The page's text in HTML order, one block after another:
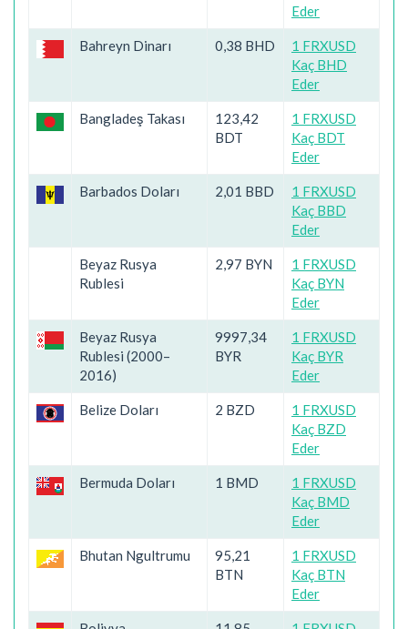
Eder
Bahreyn Dinarı 0,38 BHD
1 FRXUSD
Kaç BHD
Eder
Bangladeş Takası
123,42
BDT
1 FRXUSD
Kaç BDT
Eder
Barbados Doları 2,01 BBD
1 FRXUSD
Kaç BBD
Eder
Beyaz Rusya
Rublesi
2,97 BYN
1 FRXUSD
Kaç BYN
Eder
Beyaz Rusya
Rublesi (2000–
2016)
9997,34
BYR
1 FRXUSD
Kaç BYR
Eder
Belize Doları 2 BZD
1 FRXUSD
Kaç BZD
Eder
Bermuda Doları 1 BMD
1 FRXUSD
Kaç BMD
Eder
Bhutan Ngultrumu
95,21
BTN
1 FRXUSD
Kaç BTN
Eder